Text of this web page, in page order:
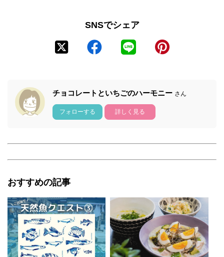
SNSでシェア
チョコレートといちごのハーモニー さん
フォローする 詳しく見る
おすすめの記事